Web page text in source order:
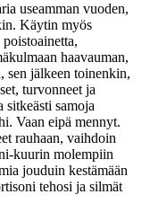
useamman vuoden,
Käytin myös
haavauman,
sen jälkeen toinenkin,
turvonneet ja
samoja
Vaan eipä mennyt.
rauhaan, vaihdoin
kuurin molempiin
jouduin kestämään
tehosi ja silmät